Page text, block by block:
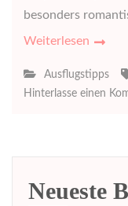
besonders
Weiterlesen
Ausflugstipps
Hinterlasse einen
Neueste